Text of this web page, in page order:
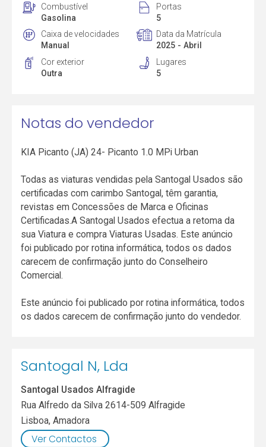
Combustível
Gasolina
Portas
5
Caixa de velocidades
Manual
Data da Matrícula
2025 - Abril
Cor exterior
Outra
Lugares
5
Notas do vendedor
KIA Picanto (JA) 24- Picanto 1.0 MPi Urban
Todas as viaturas vendidas pela Santogal Usados são
certificadas com carimbo Santogal, têm garantia,
revistas em Concessões de Marca e Oficinas
Certificadas.A Santogal Usados efectua a retoma da
sua Viatura e compra Viaturas Usadas. Este anúncio
foi publicado por rotina informática, todos os dados
carecem de confirmação junto do Conselheiro
Comercial.
Este anúncio foi publicado por rotina informática, todos
os dados carecem de confirmação junto do vendedor.
Santogal N, Lda
Santogal Usados Alfragide
Rua Alfredo da Silva 2614-509 Alfragide
Lisboa,Amadora
Ver Contactos